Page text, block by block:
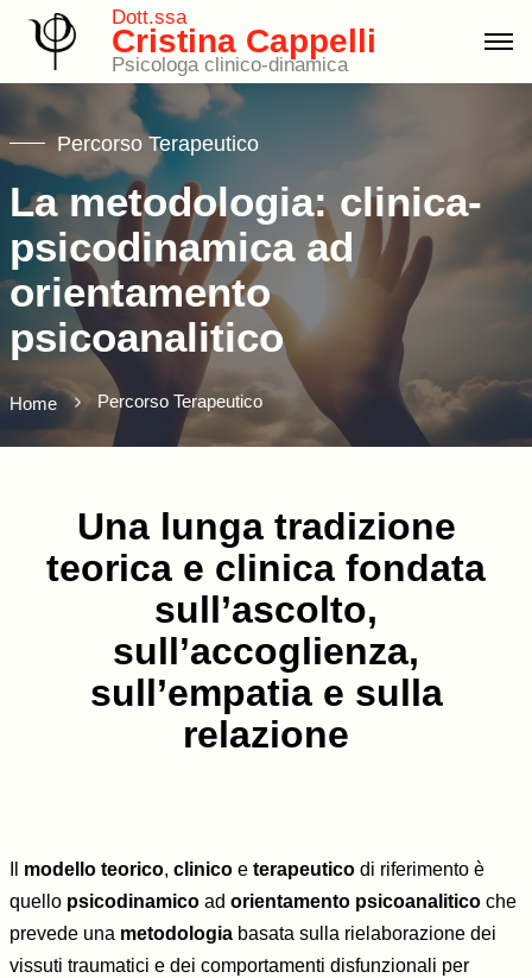
Dott.ssa
Cristina Cappelli
Psicologa clinico-dinamica
Percorso Terapeutico
La metodologia: clinica-
psicodinamica ad
orientamento
psicoanalitico
Home Percorso Terapeutico
Una lunga tradizione
teorica e clinica fondata
sull’ascolto,
sull’accoglienza,
sull’empatia e sulla
relazione
modello teorico, clinico e terapeuticodi riferimento è
quello psicodinamico ad orientamento psicoanaliticoche
prevede una metodologiabasata sulla rielaborazione dei
vissuti traumatici e dei comportamenti disfunzionali per